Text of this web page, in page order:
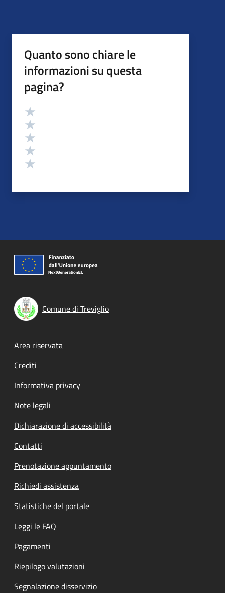
Quanto sono chiare le
informazioni su questa
pagina?
Valutazione
Comune di Treviglio
Footer menu
Area riservata
Crediti
Informativa privacy
Note legali
Dichiarazione di accessibilità
Contatti
Prenotazione appuntamento
Richiedi assistenza
Statistiche del portale
Leggi le FAQ
Pagamenti
Riepilogo valutazioni
Segnalazione disservizio